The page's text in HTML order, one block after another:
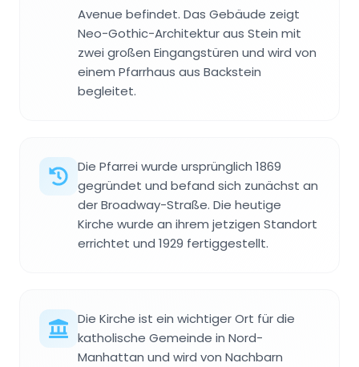
Avenue befindet. Das Gebäude zeigt
Neo-Gothic-Architektur aus Stein mit
zwei großen Eingangstüren und wird von
einem Pfarrhaus aus Backstein
begleitet.
Die Pfarrei wurde ursprünglich 1869
gegründet und befand sich zunächst an
der Broadway-Straße. Die heutige
Kirche wurde an ihrem jetzigen Standort
errichtet und 1929 fertiggestellt.
Die Kirche ist ein wichtiger Ort für die
katholische Gemeinde in Nord-
Manhattan und wird von Nachbarn